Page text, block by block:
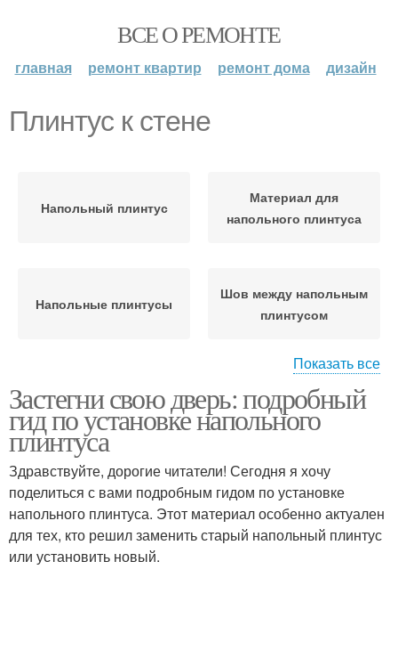
ВСЕ О РЕМОНТЕ
главная ремонт квартир ремонт дома дизайн
Плинтус к стене
Напольный плинтус
Материал для
напольного плинтуса
Напольные плинтусы
Шов между напольным
плинтусом
Плинтусы из дерева Плинтус на полу
Плинтус на кафель Плинтус на паркет
Показать все
Застегни свою дверь: подробный
гид по установке напольного
плинтуса
Здравствуйте, дорогие читатели! Сегодня я хочу
поделиться с вами подробным гидом по установке
напольного плинтуса. Этот материал особенно актуален
для тех, кто решил заменить старый напольный плинтус
или установить новый.